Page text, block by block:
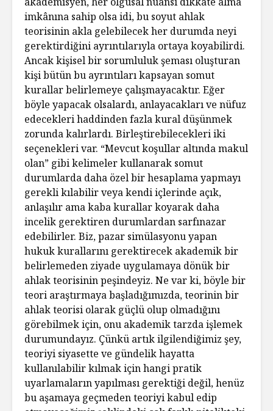
imkânına sahip olsa idi, bu soyut ahlak
teorisinin akla gelebilecek her durumda neyi
gerektirdiğini ayrıntılarıyla ortaya koyabilirdi.
Ancak kişisel bir sorumluluk şeması oluşturan
kişi bütün bu ayrıntıları kapsayan somut
kurallar belirlemeye çalışmayacaktır. Eğer
böyle yapacak olsalardı, anlayacakları ve nüfuz
edecekleri haddinden fazla kural düşünmek
zorunda kalırlardı. Birleştirebilecekleri iki
seçenekleri var. “Mevcut koşullar altında makul
olan” gibi kelimeler kullanarak somut
durumlarda daha özel bir hesaplama yapmayı
gerekli kılabilir veya kendi içlerinde açık,
anlaşılır ama kaba kurallar koyarak daha
incelik gerektiren durumlardan sarfınazar
edebilirler. Biz, pazar simülasyonu yapan
hukuk kurallarını gerektirecek akademik bir
belirlemeden ziyade uygulamaya dönük bir
ahlak teorisinin peşindeyiz. Ne var ki, böyle bir
teori araştırmaya başladığımızda, teorinin bir
ahlak teorisi olarak güçlü olup olmadığını
görebilmek için, onu akademik tarzda işlemek
durumundayız. Çünkü artık ilgilendiğimiz şey,
teoriyi siyasette ve gündelik hayatta
kullanılabilir kılmak için hangi pratik
uyarlamaların yapılması gerektiği değil, henüz
bu aşamaya geçmeden teoriyi kabul edip